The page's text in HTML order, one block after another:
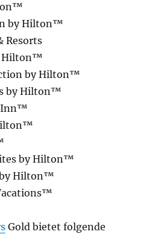
by Hilton™
Resorts
Hilton™
by Hilton™
by Hilton™
Inn™
by Hilton™
by Hilton™
Gold bietet folgende